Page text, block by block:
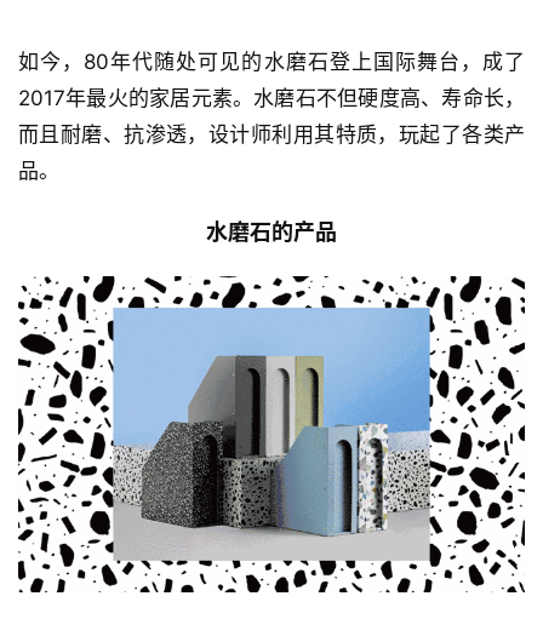
2017年最火的家居元素。水磨石不但硬度高、寿命长，
而且耐磨、抗渗透，设计师利用其特质，玩起了各类产
品。
水磨石的产品